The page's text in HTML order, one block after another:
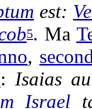
est:
5. Ma
,
: Isaias
Israel